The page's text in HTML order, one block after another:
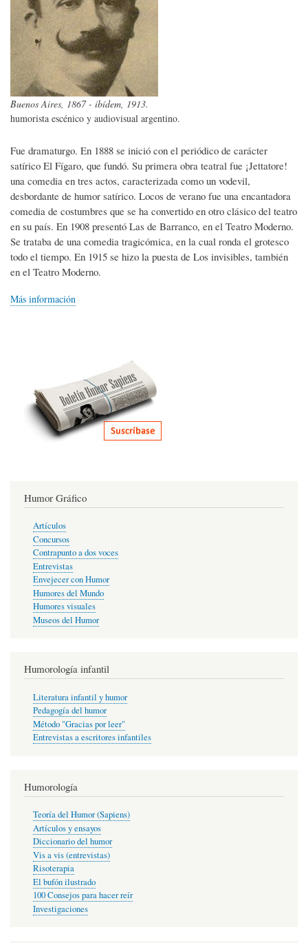
Buenos Aires, 1867 - ibídem, 1913.
humorista escénico y audiovisual argentino.
Fue dramaturgo. En 1888 se inició con el periódico de carácter
satírico El Fígaro, que fundó. Su primera obra teatral fue ¡Jettatore!
una comedia en tres actos, caracterizada como un vodevil,
desbordante de humor satírico. Locos de verano fue una encantadora
comedia de costumbres que se ha convertido en otro clásico del teatro
en su país. En 1908 presentó Las de Barranco, en el Teatro Moderno.
Se trataba de una comedia tragicómica, en la cual ronda el grotesco
todo el tiempo. En 1915 se hizo la puesta de Los invisibles, también
en el Teatro Moderno.
Más información
Humor Gráfico
Artículos
Concursos
Contrapunto a dos voces
Entrevistas
Envejecer con Humor
Humores del Mundo
Humores visuales
Museos del Humor
Humorología infantil
Literatura infantil y humor
Pedagogía del humor
Método "Gracias por leer"
Entrevistas a escritores infantiles
Humorología
Teoría del Humor (Sapiens)
Artículos y ensayos
Diccionario del humor
Vis a vis (entrevistas)
Risoterapia
El bufón ilustrado
100 Consejos para hacer reír
Investigaciones